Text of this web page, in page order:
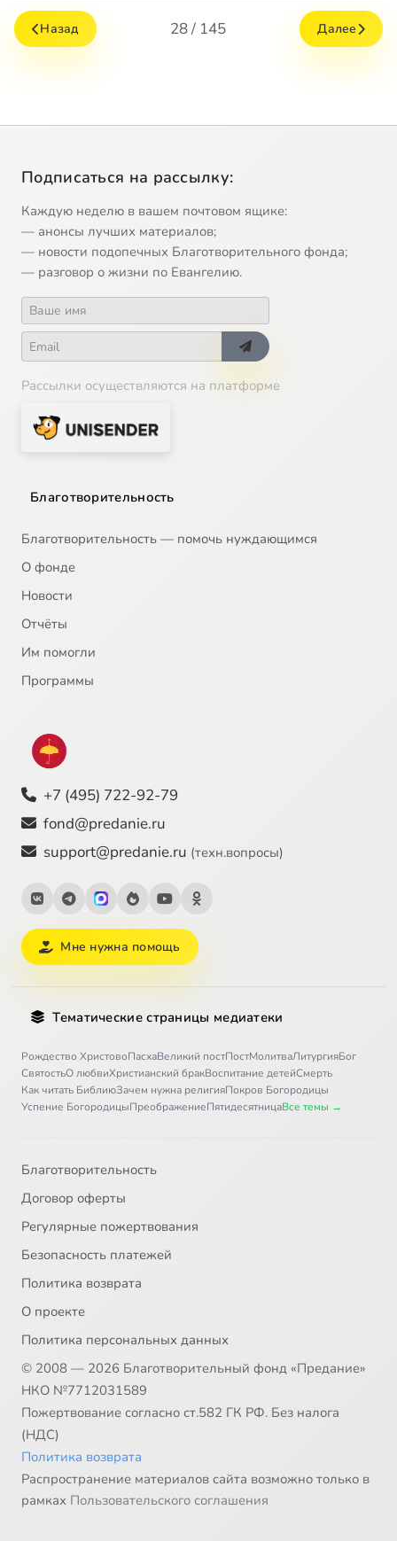
Назад 28 / 145 Далее
Подписаться на рассылку:
Каждую неделю в вашем почтовом ящике:
— анонсы лучших материалов;
— новости подопечных Благотворительного фонда;
— разговор о жизни по Евангелию.
Рассылки осуществляются на платформе
Благотворительность
Благотворительность — помочь нуждающимся
О фонде
Новости
Отчёты
Им помогли
Программы
+7 (495) 722-92-79
fond@predanie.ru
support@predanie.ru (техн.вопросы)
Мне нужна помощь
Тематические страницы медиатеки
Рождество ХристовоПасхаВеликий постПостМолитваЛитургияБог
СвятостьО любвиХристианский бракВоспитание детейСмерть
Как читать БиблиюЗачем нужна религияПокров Богородицы
Успение БогородицыПреображениеПятидесятницаВсе темы →
Благотворительность
Договор оферты
Регулярные пожертвования
Безопасность платежей
Политика возврата
О проекте
Политика персональных данных
© 2008 — 2026 Благотворительный фонд «Предание»
НКО №7712031589
Пожертвование согласно ст.582 ГК РФ. Без налога
(НДС)
Политика возврата
Распространение материалов сайта возможно только в
рамках Пользовательского соглашения